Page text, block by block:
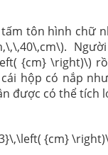
tôn hình chữ
{cm} \right)\)
hộp có nắp
được có thể tích
{cm}